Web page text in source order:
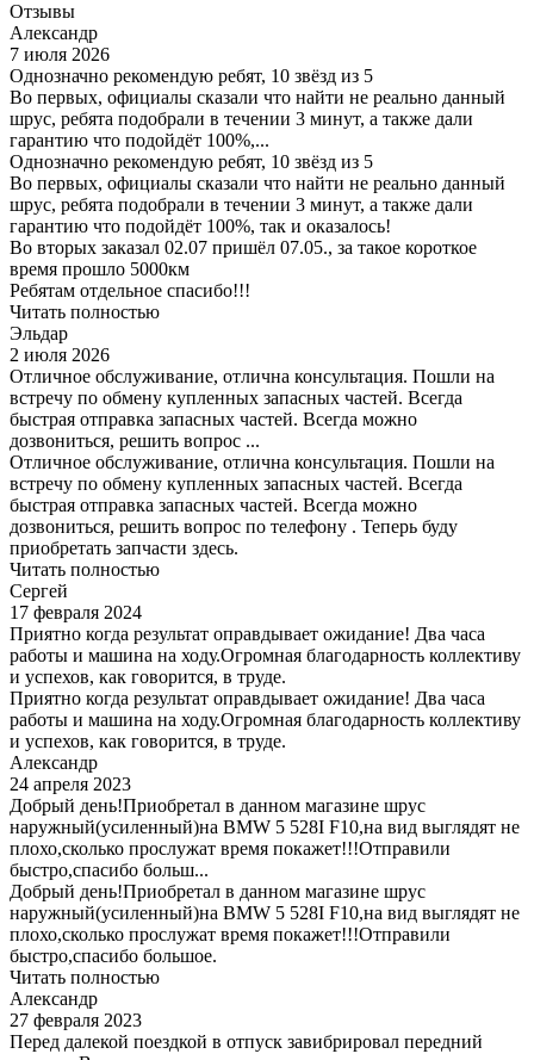
Отзывы
Александр
7 июля 2026
Однозначно рекомендую ребят, 10 звёзд из 5
Во первых, официалы сказали что найти не реально данный
шрус, ребята подобрали в течении 3 минут, а также дали
гарантию что подойдёт 100%,...
Однозначно рекомендую ребят, 10 звёзд из 5
Во первых, официалы сказали что найти не реально данный
шрус, ребята подобрали в течении 3 минут, а также дали
гарантию что подойдёт 100%, так и оказалось!
Во вторых заказал 02.07 пришёл 07.05., за такое короткое
время прошло 5000км
Ребятам отдельное спасибо!!!
Читать полностью
Эльдар
2 июля 2026
Отличное обслуживание, отлична консультация. Пошли на
встречу по обмену купленных запасных частей. Всегда
быстрая отправка запасных частей. Всегда можно
дозвониться, решить вопрос ...
Отличное обслуживание, отлична консультация. Пошли на
встречу по обмену купленных запасных частей. Всегда
быстрая отправка запасных частей. Всегда можно
дозвониться, решить вопрос по телефону . Теперь буду
приобретать запчасти здесь.
Читать полностью
Сергей
17 февраля 2024
Приятно когда результат оправдывает ожидание! Два часа
работы и машина на ходу.Огромная благодарность коллективу
и успехов, как говорится, в труде.
Приятно когда результат оправдывает ожидание! Два часа
работы и машина на ходу.Огромная благодарность коллективу
и успехов, как говорится, в труде.
Александр
24 апреля 2023
Добрый день!Приобретал в данном магазине шрус
наружный(усиленный)на BMW 5 528I F10,на вид выглядят не
плохо,сколько прослужат время покажет!!!Отправили
быстро,спасибо больш...
Добрый день!Приобретал в данном магазине шрус
наружный(усиленный)на BMW 5 528I F10,на вид выглядят не
плохо,сколько прослужат время покажет!!!Отправили
быстро,спасибо большое.
Читать полностью
Александр
27 февраля 2023
Перед далекой поездкой в отпуск завибрировал передний